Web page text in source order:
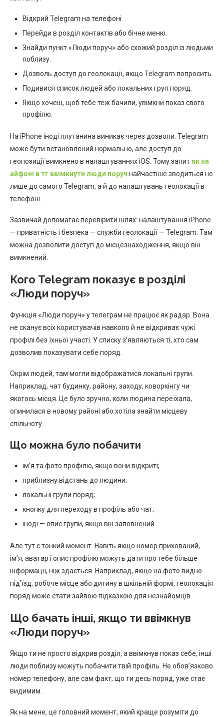
Відкрий Telegram на телефоні.
Перейди в розділ контактів або бічне меню.
Знайди пункт «Люди поруч» або схожий розділ із людьми
поблизу.
Дозволь доступ до геолокації, якщо Telegram попросить.
Подивися список людей або локальних груп поряд.
Якщо хочеш, щоб тебе теж бачили, увімкни показ свого
профілю.
На iPhone іноді плутанина виникає через дозволи. Telegram
може бути встановлений нормально, але доступ до
геопозиції вимкнено в налаштуваннях iOS. Тому запитяк на
айфоні в тг ввімкнути люди поруч найчастіше зводиться не
лише до самого Telegram, а й до налаштувань геолокації в
телефоні.
Зазвичай допомагає перевірити шлях: налаштування iPhone
— приватність і безпека — служби геолокації — Telegram. Там
можна дозволити доступ до місцезнаходження, якщо він
вимкнений.
Кого Telegram показує в розділі
«Люди поруч»
Функція «Люди поруч» у телеграм не працює як радар. Вона
не сканує всіх користувачів навколо й не відкриває чужі
профілі без їхньої участі. У списку з’являються ті, хто сам
дозволив показувати себе поряд.
Окрім людей, там могли відображатися локальні групи.
Наприклад, чат будинку, району, заходу, коворкінгу чи
якогось місця. Це було зручно, коли людина переїхала,
опинилася в новому районі або хотіла знайти місцеву
спільноту.
Що можна було побачити
ім’я та фото профілю, якщо вони відкриті;
приблизну відстань до людини;
локальні групи поряд;
кнопку для переходу в профіль або чат;
іноді — опис групи, якщо він заповнений.
Але тут є тонкий момент. Навіть якщо номер прихований,
ім’я, аватар і опис профілю можуть дати про тебе більше
інформації, ніж здається. Наприклад, якщо на фото видно
під’їзд, робоче місце або дитину в шкільній формі, геолокація
поряд може стати зайвою підказкою для незнайомців.
Що бачать інші, якщо ти ввімкнув
«Люди поруч»
Якщо ти не просто відкрив розділ, а ввімкнув показ себе, інші
люди поблизу можуть побачити твій профіль. Не обов’язково
номер телефону, але сам факт, що ти десь поряд, уже стає
видимим.
Як на мене, це головний момент, який краще розуміти до